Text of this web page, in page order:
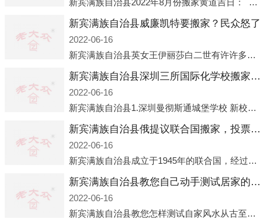
新宾满族自治县威廉凯特要搬家？民众怒了
2022-06-16
新宾满族自治县英女王伊丽莎白二世有许许多多的房产，遍布英国各地。而作为英女王的亲孙子、未来的英国国王，威廉王子自然也能享受到女王的房产。目前，威廉凯特以及三个孩子有两个经常居住的地点，一处是位于伦敦的肯辛顿宫，一处
新宾满族自治县深圳三所国际化学校搬家？曼校、QSI、南山中英文搬走了
2022-06-16
新宾满族自治县1.深圳曼彻斯通城堡学校 新校区原址是蛇口国际据悉，此次曼彻斯通城堡学校搬迁到蛇口新校区的开办与蛇口外籍人员子女学校（蛇口国际）有很大的关联。2021年，太子湾实验部就宣布在2022年正式并入蛇口外籍
新宾满族自治县俄提议联合国搬家，投票结果却以惨败收场
2022-06-16
新宾满族自治县成立于1945年的联合国，经过几十年的发展，如今拥有193个成员国。拥有如此众多会员国的联合国，可以说是世界上最具代表性的国际组织，也是世界上分量最重、有着较高话语权的国际组织。但以美国为首的西方国家
新宾满族自治县教您自己动手测试居家的风水
2022-06-16
新宾满族自治县教您怎样测试自家风水从古至今，世界各地的人们都在研究人在乾坤中的位置以及它们所形成的关系。通过探究季节转换、星象变化，并且在所观测到的自然规律的指导下，人们开始认识到居住在不同住宅中的人，其一生中的财